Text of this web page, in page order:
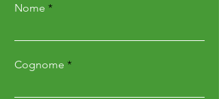
Nome
Cognome